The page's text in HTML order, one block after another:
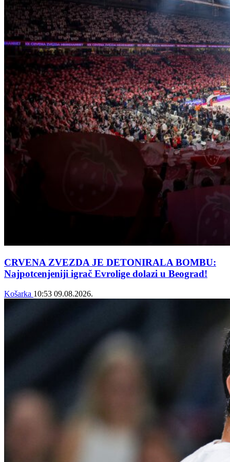
CRVENA ZVEZDA JE DETONIRALA BOMBU:
Najpotcenjeniji igrač Evrolige dolazi u Beograd!
Košarka 10:53 09.08.2026.